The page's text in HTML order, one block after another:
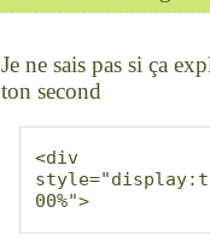
Je ne sais pas si ça
ton second
<div
00%">